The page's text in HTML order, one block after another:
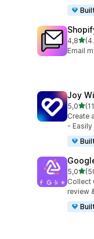
4,8
4090
Email
Joy
5,0
11
Create
-
5,0
50
Collect
review